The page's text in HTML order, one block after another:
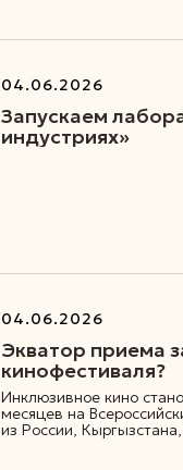
04.06.2026
Запускаем
индустриях»
04.06.2026
Экватор приема
кинофестиваля?
Инклюзивное кино
месяцев на
из России,